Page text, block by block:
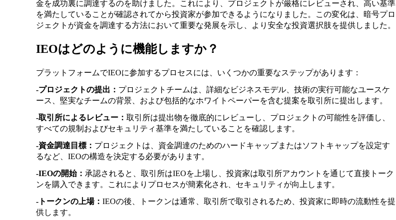
金を成功裏に調達するのを助けました。これにより、プロジェクトが厳格にレビューされ、高い基準
を満たしていることが確認されてから投資家が参加できるようになりました。この変化は、暗号プロ
ジェクトが資金を調達する方法において重要な発展を示し、より安全な投資選択肢を提供しました。
IEOはどのように機能しますか？
プラットフォームでIEOに参加するプロセスには、いくつかの重要なステップがあります：
-プロジェクトの提出： プロジェクトチームは、詳細なビジネスモデル、技術の実行可能なユースケ
ース、堅実なチームの背景、および包括的なホワイトペーパーを含む提案を取引所に提出します。
-取引所によるレビュー： 取引所は提出物を徹底的にレビューし、プロジェクトの可能性を評価し、
すべての規制およびセキュリティ基準を満たしていることを確認します。
-資金調達目標： プロジェクトは、資金調達のためのハードキャップまたはソフトキャップを設定す
るなど、IEOの構造を決定する必要があります。
-IEOの開始： 承認されると、取引所はIEOを上場し、投資家は取引所アカウントを通じて直接トーク
ンを購入できます。これによりプロセスが簡素化され、セキュリティが向上します。
-トークンの上場： IEOの後、トークンは通常、取引所で取引されるため、投資家に即時の流動性を提
供します。